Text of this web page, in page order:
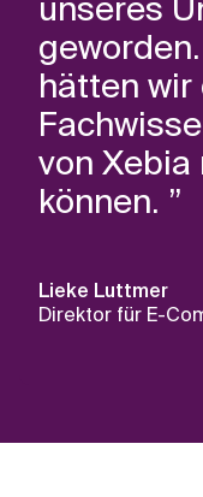
unseres
hätten wir
von
können. ”
Lieke Luttmer
Direktor für E-